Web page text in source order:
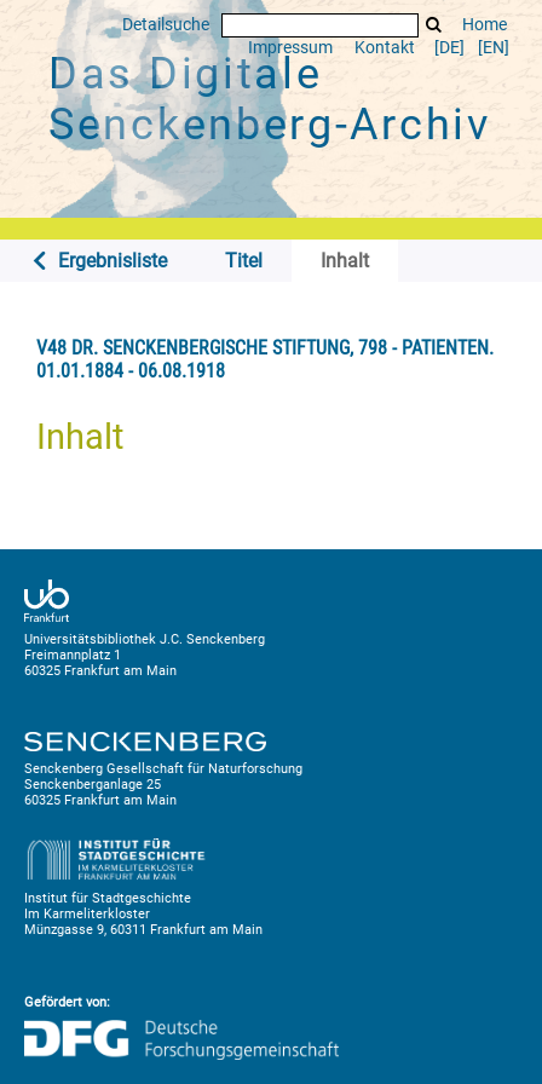
Detailsuche
Home
Impressum
Kontakt [DE] [EN]
Das Digitale
Senckenberg-Archiv
Ergebnisliste Titel Inhalt
V48 DR. SENCKENBERGISCHE STIFTUNG, 798 - PATIENTEN.
01.01.1884 - 06.08.1918
Inhalt
Universitätsbibliothek J.C. Senckenberg
Freimannplatz 1
60325 Frankfurt am Main
Senckenberg Gesellschaft für Naturforschung
Senckenberganlage 25
60325 Frankfurt am Main
Institut für Stadtgeschichte
Im Karmeliterkloster
Münzgasse 9, 60311 Frankfurt am Main
Gefördert von: